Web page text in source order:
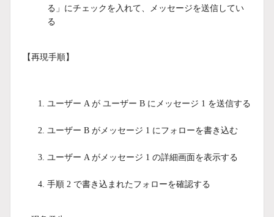
る」にチェックを入れて、メッセージを送信してい
る
【再現手順】
ユーザー A が ユーザー B にメッセージ 1 を送信する
ユーザー B がメッセージ 1 にフォローを書き込む
ユーザー A がメッセージ 1 の詳細画面を表示する
手順 2 で書き込まれたフォローを確認する